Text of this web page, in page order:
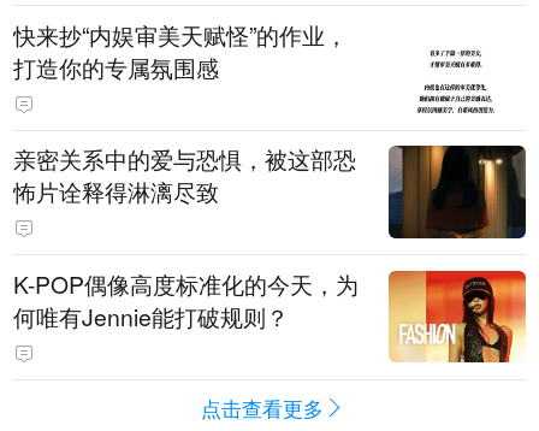
快来抄“内娱审美天赋怪”的作业，
打造你的专属氛围感
亲密关系中的爱与恐惧，被这部恐
怖片诠释得淋漓尽致
K-POP偶像高度标准化的今天，为
何唯有Jennie能打破规则？
点击查看更多